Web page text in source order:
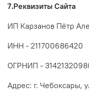
7.Реквизиты Сайта
ИП Карзанов Пётр
ИНН - 211700686420
ОГРНИП -
Адрес: г. Чебоксары,